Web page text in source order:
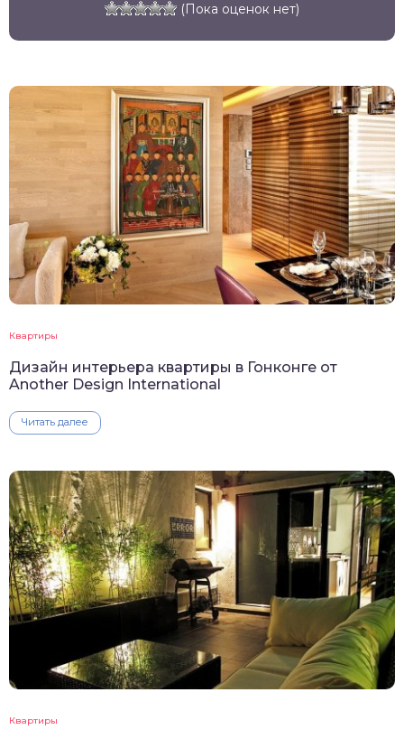
(Пока оценок нет)
Квартиры
Дизайн интерьера квартиры в Гонконге от
Another Design International
Читать далее
Квартиры